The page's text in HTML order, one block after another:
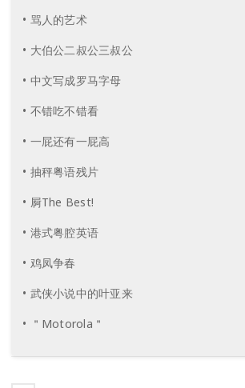
• 骂人的艺术
• 大伯公二叔公三叔公
• 中文写成罗马字母
• 不错吃不错看
• 一屁还有一屁高
• 抽秤粤语残片
• 屙The Best!
• 港式粤腔英语
• 鸡凤争春
• 武侠小说中的叶亚来
• ＂Motorola＂